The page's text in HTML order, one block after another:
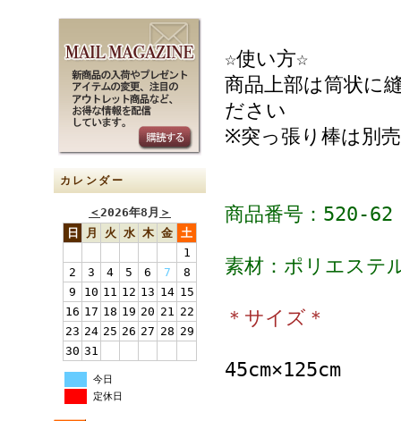
カレンダー
＜2026年8月 ＞
日
月 火 水 木 金 土
1
2
3 4 5 6 7
8
9
10 11 12 13 14 15
16 17 18 19 20 21 22
23 24 25 26 27 28 29
30 31
今日
定休日
☆使い方☆
商品上部は筒状に
ださい
※突っ張り棒は別
商品番号：520-62
素材：ポリエステ
＊サイズ＊
45cm×125cm